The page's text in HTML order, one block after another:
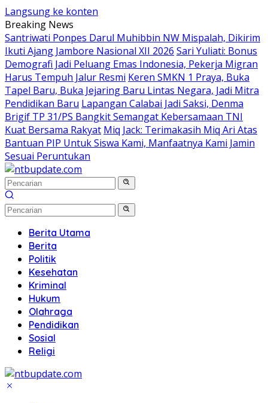
Langsung ke konten
Breaking News
Santriwati Ponpes Darul Muhibbin NW Mispalah, Dikirim
Ikuti Ajang Jambore Nasional XII 2026 Sari Yuliati: Bonus
Demografi Jadi Peluang Emas Indonesia, Pekerja Migran
Harus Tempuh Jalur Resmi Keren SMKN 1 Praya, Buka
Tapel Baru, Buka Jejaring Baru Lintas Negara, Jadi Mitra
Pendidikan Baru Lapangan Calabai Jadi Saksi, Denma
Brigif TP 31/PS Bangkit Semangat Kebersamaan TNI
Kuat Bersama Rakyat Miq Jack: Terimakasih Miq Ari Atas
Bantuan PIP Untuk Siswa Kami, Manfaatnya Kami Jamin
Sesuai Peruntukan
Berita Utama
Berita
Politik
Kesehatan
Kriminal
Hukum
Olahraga
Pendidikan
Sosial
Religi